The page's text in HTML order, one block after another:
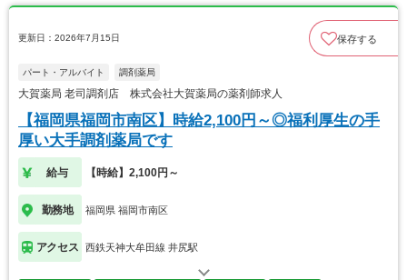
更新日：2026年7月15日 保存する
パート・アルバイト 調剤薬局
大賀薬局 老司調剤店 株式会社大賀薬局の薬剤師求人
【福岡県福岡市南区】時給2,100円～◎福利厚生の手
厚い大手調剤薬局です
給与 【時給】2,100円～
勤務地 福岡県 福岡市南区
アクセス 西鉄天神大牟田線 井尻駅